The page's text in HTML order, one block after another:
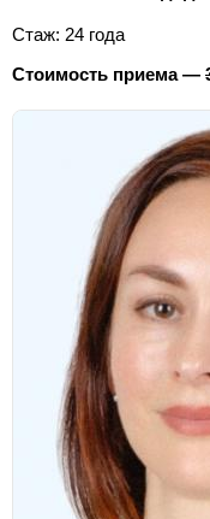
Стаж: 24 года
Стоимость приема —